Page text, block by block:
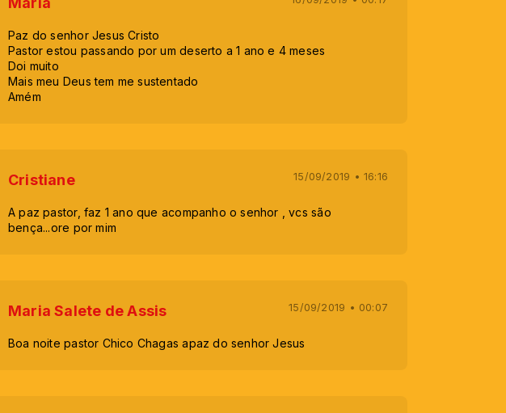
Paz do senhor Jesus Cristo
Pastor estou passando por um deserto a 1 ano e 4 meses
Doi muito
Mais meu Deus tem me sustentado
Amém
Cristiane 15/09/2019 • 16:16
A paz pastor, faz 1 ano que acompanho o senhor , vcs são
bença...ore por mim
Maria Salete de Assis 15/09/2019 • 00:07
Boa noite pastor Chico Chagas apaz do senhor Jesus